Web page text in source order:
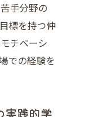
就職のチ
働き方の
手分野の
標を持つ仲
チベーシ
での経験を
実践的学